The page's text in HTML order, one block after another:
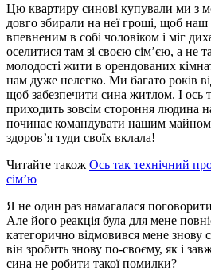
Цю квартиру синові купували ми з
довго збирали на неї гроші, щоб
впевненим в собі чоловіком і міг
оселитися там зі своєю сім’єю, а не
молодості жити в орендованих
нам дуже нелегко. Ми багато років
щоб забезпечити сина житлом. І ось
приходить зовсім стороння людина
починає командувати нашим майном,
здоров’я туди своїх вклала!
Читайте також Ось так технічний
сім’ю
Я не один раз намагалася
Але його реакція була для мене
категорично відмовився мене знову
він зробить знову по-своєму, як і
сина не робити такої помилки?